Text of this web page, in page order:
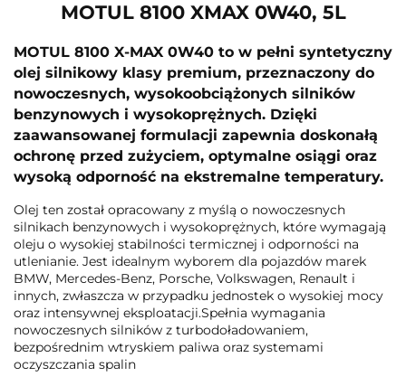
MOTUL 8100 XMAX 0W40, 5L
MOTUL 8100 X-MAX 0W40 to w pełni syntetyczny
olej silnikowy klasy premium, przeznaczony do
nowoczesnych, wysokoobciążonych silników
benzynowych i wysokoprężnych. Dzięki
zaawansowanej formulacji zapewnia doskonałą
ochronę przed zużyciem, optymalne osiągi oraz
wysoką odporność na ekstremalne temperatury.
Olej ten został opracowany z myślą o nowoczesnych
silnikach benzynowych i wysokoprężnych, które wymagają
oleju o wysokiej stabilności termicznej i odporności na
utlenianie. Jest idealnym wyborem dla pojazdów marek
BMW, Mercedes-Benz, Porsche, Volkswagen, Renault i
innych, zwłaszcza w przypadku jednostek o wysokiej mocy
oraz intensywnej eksploatacji.Spełnia wymagania
nowoczesnych silników z turbodoładowaniem,
bezpośrednim wtryskiem paliwa oraz systemami
oczyszczania spalin